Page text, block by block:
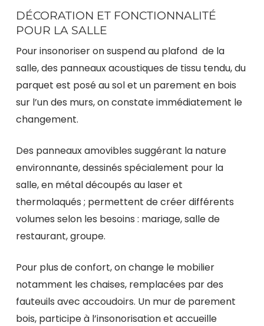
DÉCORATION ET FONCTIONNALITÉ
POUR LA SALLE
Pour insonoriser on suspend au plafond de la
salle, des panneaux acoustiques de tissu tendu, du
parquet est posé au sol et un parement en bois
sur l’un des murs, on constate immédiatement le
changement.
Des panneaux amovibles suggérant la nature
environnante, dessinés spécialement pour la
salle, en métal découpés au laser et
thermolaqués ; permettent de créer différents
volumes selon les besoins : mariage, salle de
restaurant, groupe.
Pour plus de confort, on change le mobilier
notamment les chaises, remplacées par des
fauteuils avec accoudoirs. Un mur de parement
bois, participe à l’insonorisation et accueille